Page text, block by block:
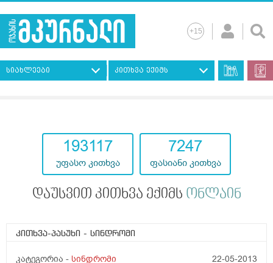
სიახლეები კითხვა ექიმს
193117
უფასო კითხვა
7247
ფასიანი კითხვა
დაუსვით კითხვა ექიმს ონლაინ
კითხვა-პასუხი - სინდრომი
კატეგორია - სინდრომი 22-05-2013